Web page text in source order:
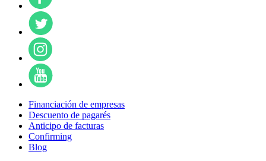
Financiación de empresas
Descuento de pagarés
Anticipo de facturas
Confirming
Blog